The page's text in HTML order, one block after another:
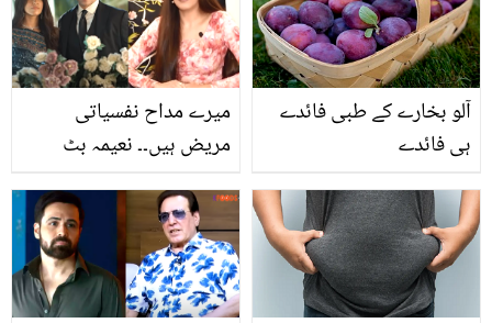
میرے مداح نفسیاتی
مریض ہیں۔۔ نعیمہ بٹ
رباب کی طرح منہ پھٹ
نکلیں! نجی زندگی سے
متعلق چند حقائق
آلو بخارے کے طبی فائدے
ہی فائدے